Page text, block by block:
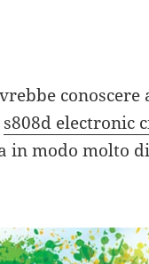
conoscere
s808d electronic
in modo molto